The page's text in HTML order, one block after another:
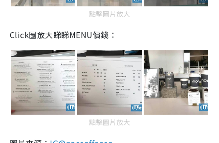
點擊圖片放大
Click圖放大睇睇MENU價錢：
點擊圖片放大